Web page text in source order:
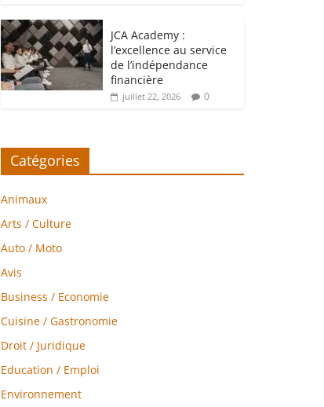
JCA Academy :
l’excellence au service
de l’indépendance
financière
juillet 22, 2026 0
Catégories
Animaux
Arts / Culture
Auto / Moto
Avis
Business / Economie
Cuisine / Gastronomie
Droit / Juridique
Education / Emploi
Environnement